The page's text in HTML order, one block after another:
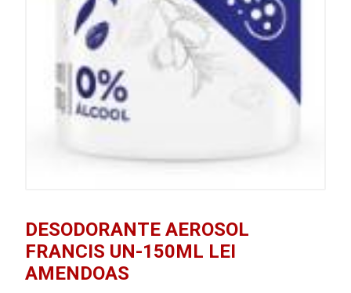
DESODORANTE AEROSOL
FRANCIS UN-150ML LEI
AMENDOAS